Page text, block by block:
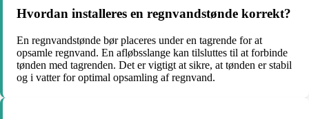
Hvordan installeres en regnvandstønde korrekt?
En regnvandstønde bør placeres under en tagrende for at
opsamle regnvand. En afløbsslange kan tilsluttes til at forbinde
tønden med tagrenden. Det er vigtigt at sikre, at tønden er stabil
og i vatter for optimal opsamling af regnvand.